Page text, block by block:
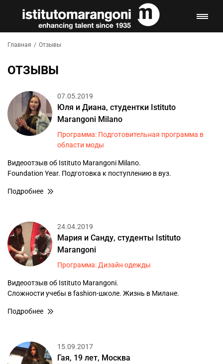
Главная / Отзывы
ОТЗЫВЫ
07.05.2019
Юля и Диана, студентки Istituto
Marangoni Milano
Программа: Подготовительная программа в
области моды
Видеоотзыв об Istituto Marangoni Milano.
Foundation Year. Подготовка к поступлению в вуз.
Подробнее
24.04.2019
Мария и Санду, студенты Istituto
Marangoni
Программа: Дизайн одежды
Видеоотзыв об Istituto Marangoni.
Сложности учебы в fashion-школе. Жизнь в Милане.
Подробнее
15.09.2017
Гая, 19 лет, Москва